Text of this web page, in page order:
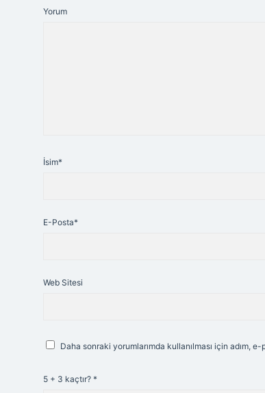
Yorum
İsim*
E-Posta*
Web Sitesi
Daha sonraki yorumlarımda kullanılması için adım,
5 + 3 kaçtır? *